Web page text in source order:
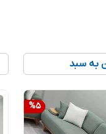
به سبد
%5